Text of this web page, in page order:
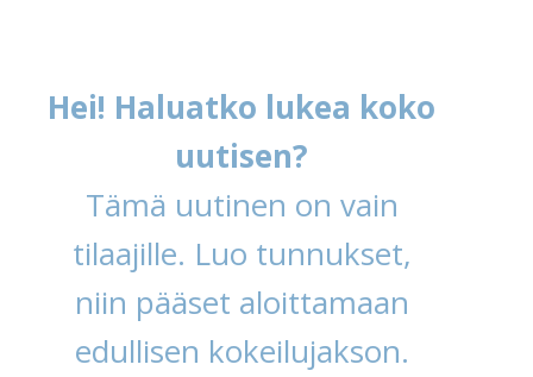
Hei! Haluatko lukea koko
uutisen?
Tämä uutinen on vain
tilaajille. Luo tunnukset,
niin pääset aloittamaan
edullisen kokeilujakson.